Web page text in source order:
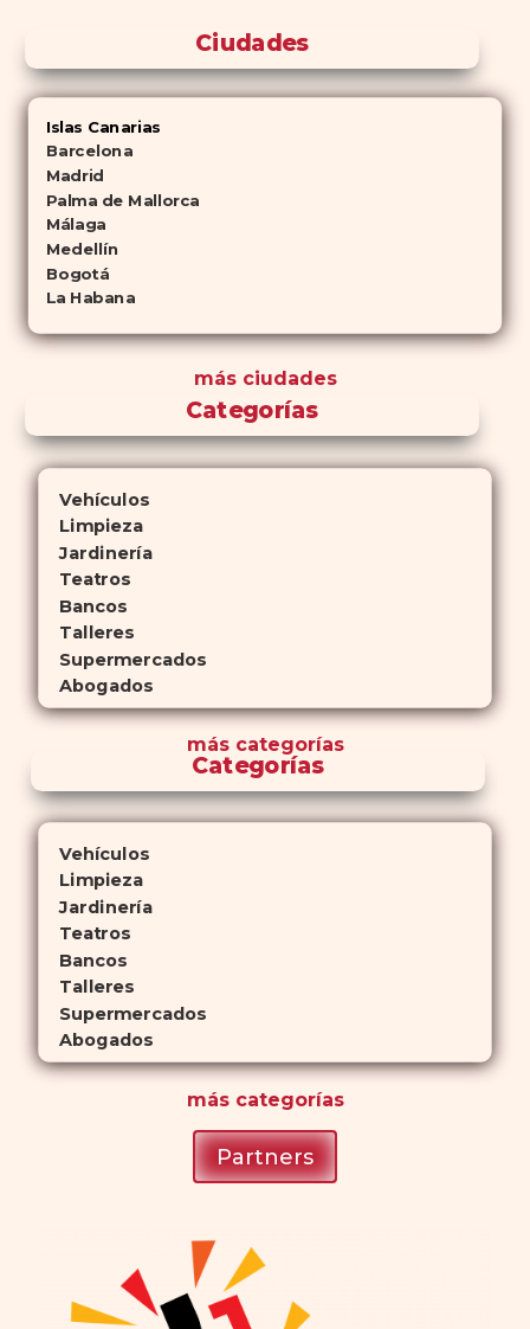
Ciudades
Islas Canarias
Barcelona
Madrid
Palma de Mallorca
Málaga
Medellín
Bogotá
La Habana
más ciudades
Categorías
Vehículos
Limpieza
Jardinería
Teatros
Bancos
Talleres
Supermercados
Abogados
máscategorías
Categorías
Vehículos
Limpieza
Jardinería
Teatros
Bancos
Talleres
Supermercados
Abogados
máscategorías
Partners